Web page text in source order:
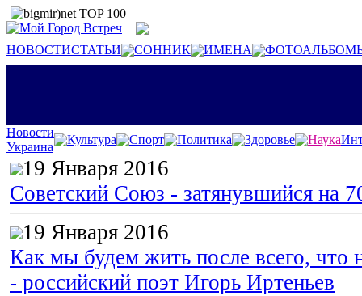
НОВОСТИСТАТЬИ СОННИК ИМЕНА
Новости
Украина
Культура Спорт Политика Здоровье Наука
19 Января 2016
Советский Союз - затянувшийся на
19 Января 2016
Как мы будем жить после всего, что
- российский поэт Игорь Иртеньев